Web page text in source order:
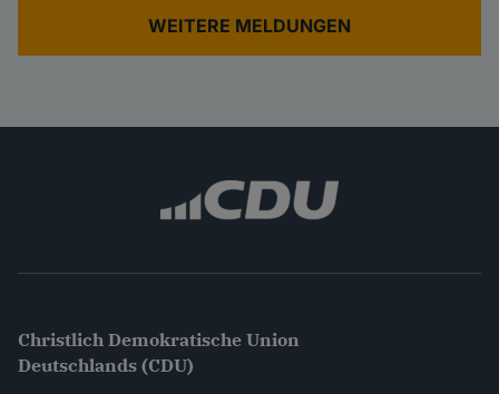
WEITERE MELDUNGEN
Christlich Demokratische Union
Deutschlands (CDU)